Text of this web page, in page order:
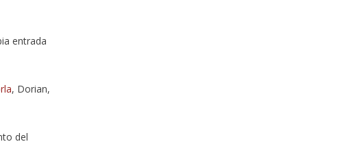
entrada
, Dorian,
del